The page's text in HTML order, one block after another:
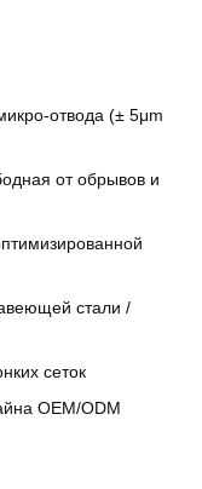
отвода (± 5μm
от обрывов и
стали /
сеток
OEM/ODM